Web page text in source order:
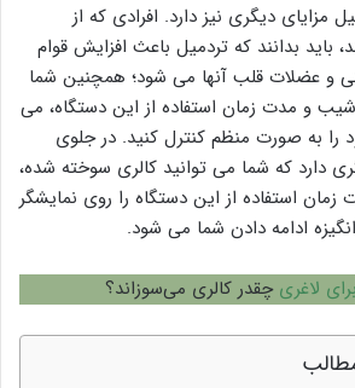
مزایای دیگری نیز دارد. افرادی که از
باید بدانند که تردمیل باعث افزایش قوام
و عضلات قلب آنها می شود؛ همچنین شما
و مدت زمان استفاده از این دستگاه، می
را به صورت منظم کنترل کنید. در جلوی
دارد که شما می توانید کالری سوخته شده،
استفاده از این دستگاه را روی نمایشگر
ادامه دادن شما می شود.
لاغری چقدر کالری می‌سوزاند؟